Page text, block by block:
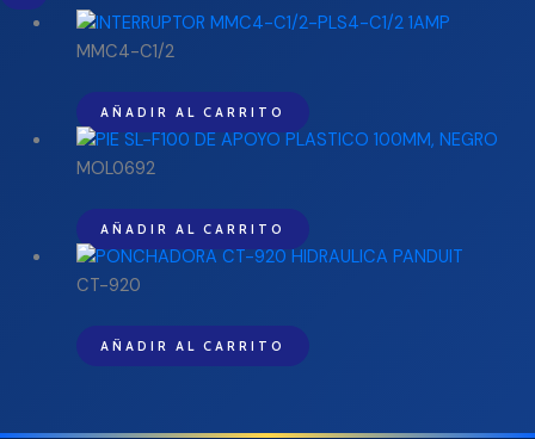
MMC4-C1/2
AÑADIR AL CARRITO
MOL0692
AÑADIR AL CARRITO
CT-920
AÑADIR AL CARRITO